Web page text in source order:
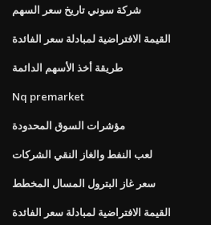
شركة سوني تاريخ سعر السهم
القيمة الافتراضية لمبادلة سعر الفائدة
طريقة أخذ الأسهم الدائمة
Nq premarket
مؤشرات السوق المحدودة
لعب النفط والغاز النقي الشركات
سعر غاز البترول المسال المخطط
القيمة الافتراضية لمبادلة سعر الفائدة